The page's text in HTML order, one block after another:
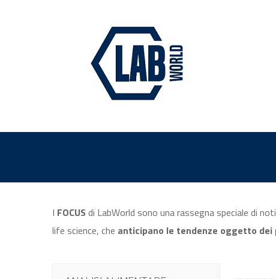
I FOCUS di LabWorld sono una rassegna speciale di
life science, che anticipano le tendenze oggetto